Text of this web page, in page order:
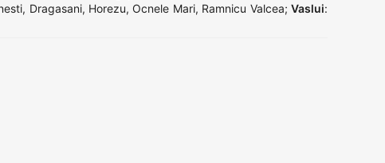
, Dragasani, Horezu, Ocnele Mari, Ramnicu Valcea;Vaslui: